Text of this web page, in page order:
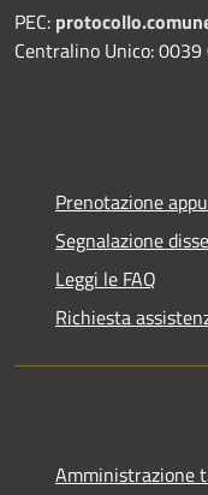
PEC:
Centralino Unico:
Prenotazione
Segnalazione
Leggi le FAQ
Richiesta
Amministrazione